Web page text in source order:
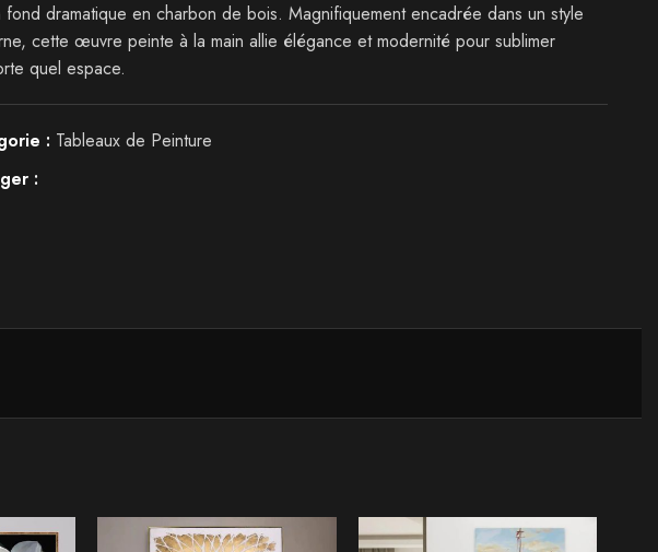
fond dramatique en charbon de bois. Magnifiquement encadrée dans un style
cette œuvre peinte à la main allie élégance et modernité pour sublimer
quel espace.
: Tableaux de Peinture
: